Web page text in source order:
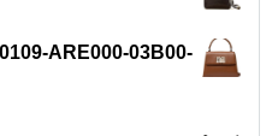
ARE000-03B00-